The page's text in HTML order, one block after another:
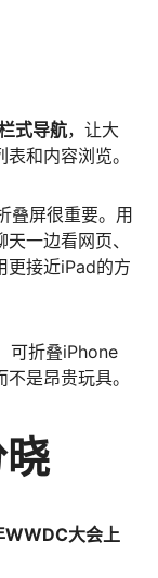
式导航，让大
和内容浏览。
叠屏很重要。用
一边看网页、
更接近iPad的方
可折叠iPhone
是昂贵玩具。
大会上